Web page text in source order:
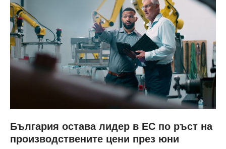
България остава лидер в ЕС по ръст на
производствените цени през юни